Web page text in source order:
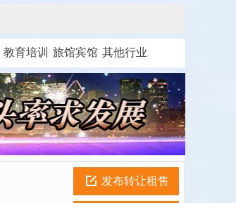
教育培训 旅馆宾馆 其他行业
发布转让租售